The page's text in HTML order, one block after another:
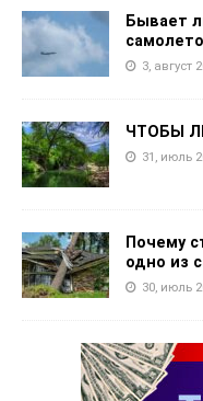
Бывает
3, август
ЧТОБЫ
31, июль
Почему
одно из
30, июль